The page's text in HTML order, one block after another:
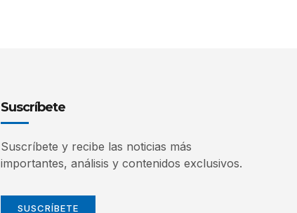
Suscríbete
Suscríbete y recibe las noticias más
importantes, análisis y contenidos exclusivos.
SUSCRÍBETE